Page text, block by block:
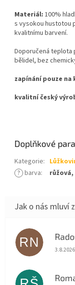
Materiál: 100%
s vysokou hustotou
kvalitnímu barvení.
Doporučená teplota
bělidel, bez
zapínání pouze
kvalitní český
Doplňkové
Kategorie:
? barva:
RN
3.8.2026